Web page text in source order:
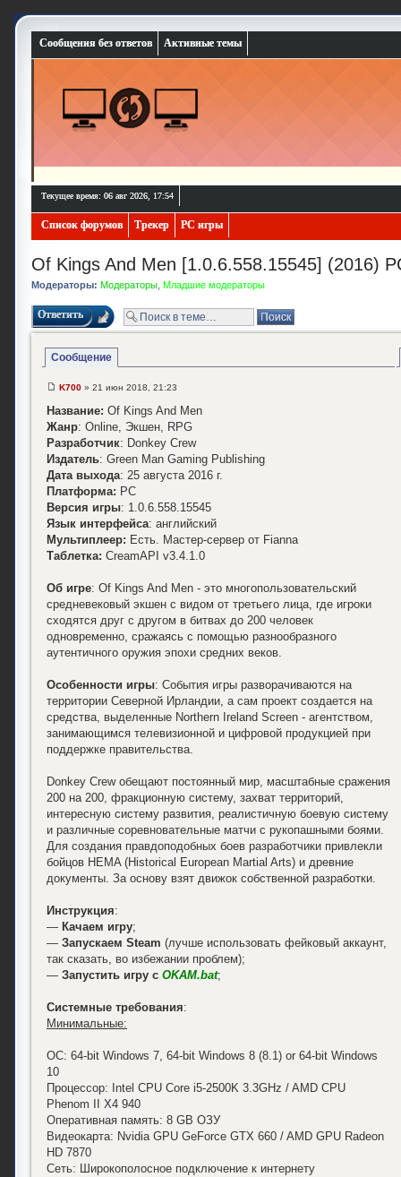
Сообщения без ответов Активные темы
Текущее время: 06 авг 2026, 17:54
Список форумов Трекер PC игры
Of Kings And Men [1.0.6.558.15545] (2016)
Модераторы: Модераторы Младшие модераторы
Ответить
Сообщение
K700 » 21 июн 2018, 21:23
Название: Of Kings And Men
Жанр: Online, Экшен, RPG
Разработчик: Donkey Crew
Издатель: Green Man Gaming Publishing
Дата выхода: 25 августа 2016 г.
Платформа: PC
Версия игры: 1.0.6.558.15545
Язык интерфейса: английский
Мультиплеер: Есть. Мастер-сервер от Fianna
Таблетка: CreamAPI v3.4.1.0
Об игре: Of Kings And Men - это многопользовательский
средневековый экшен с видом от третьего лица, где игроки
сходятся друг с другом в битвах до 200 человек
одновременно, сражаясь с помощью разнообразного
аутентичного оружия эпохи средних веков.
Особенности игры: События игры разворачиваются на
территории Северной Ирландии, а сам проект создается на
средства, выделенные Northern Ireland Screen - агентством,
занимающимся телевизионной и цифровой продукцией при
поддержке правительства.
Donkey Crew обещают постоянный мир, масштабные сражения
200 на 200, фракционную систему, захват территорий,
интересную систему развития, реалистичную боевую систему
и различные соревновательные матчи с рукопашными боями.
Для создания правдоподобных боев разработчики привлекли
бойцов HEMA (Historical European Martial Arts) и древние
документы. За основу взят движок собственной разработки.
Инструкция:
— Качаем игру;
— Запускаем Steam (лучше использовать фейковый аккаунт,
так сказать, во избежании проблем);
— Запустить игру с OKAM.bat;
Системные требования:
Минимальные:
ОС: 64-bit Windows 7, 64-bit Windows 8 (8.1) or 64-bit Windows
10
Процессор: Intel CPU Core i5-2500K 3.3GHz / AMD CPU
Phenom II X4 940
Оперативная память: 8 GB ОЗУ
Видеокарта: Nvidia GPU GeForce GTX 660 / AMD GPU Radeon
HD 7870
Сеть: Широкополосное подключение к интернету